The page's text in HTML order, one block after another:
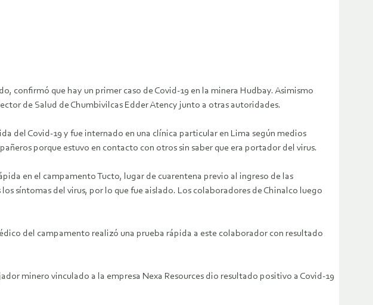
confirmó que hay un primer caso de Covid-19 en la minera Hudbay. Asimismo
de Salud de Chumbivilcas Edder Atency junto a otras autoridades.
del Covid-19 y fue internado en una clínica particular en Lima según medios
porque estuvo en contacto con otros sin saber que era portador del virus.
en el campamento Tucto, lugar de cuarentena previo al ingreso de las
síntomas del virus, por lo que fue aislado. Los colaboradores de Chinalco luego
del campamento realizó una prueba rápida a este colaborador con resultado
minero vinculado a la empresa Nexa Resources dio resultado positivo a Covid-19